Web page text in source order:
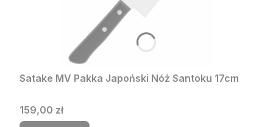
Satake MV Pakka Japoński Nóż Santoku 17cm
Cena
159,00 zł